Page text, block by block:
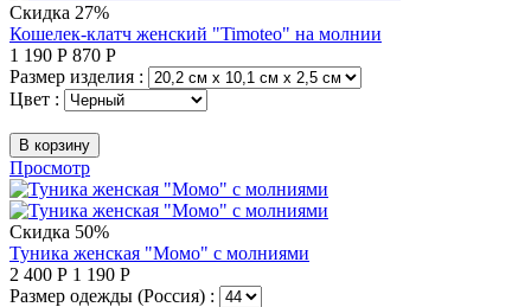
Скидка 27%
Кошелек-клатч женский "Timoteo" на молнии
1 190 Р 870 Р
Размер изделия :
Цвет :
В корзину
Просмотр
Скидка 50%
Туника женская "Момо" с молниями
2 400 Р 1 190 Р
Размер одежды (Россия) :